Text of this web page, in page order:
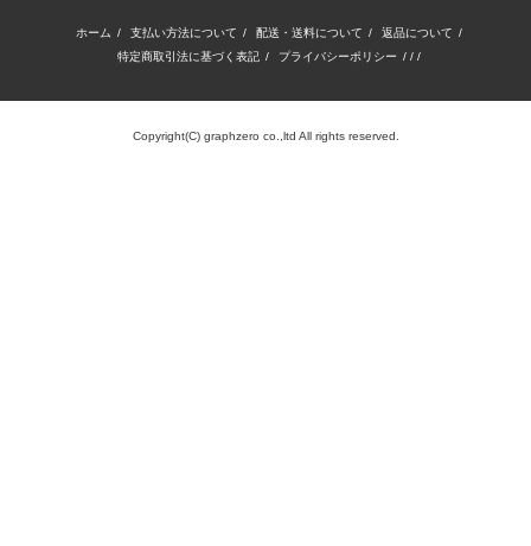
ホーム / 支払い方法について / 配送・送料について / 返品について /
特定商取引法に基づく表記 / プライバシーポリシー / / /
Copyright(C) graphzero co.,ltd All rights reserved.